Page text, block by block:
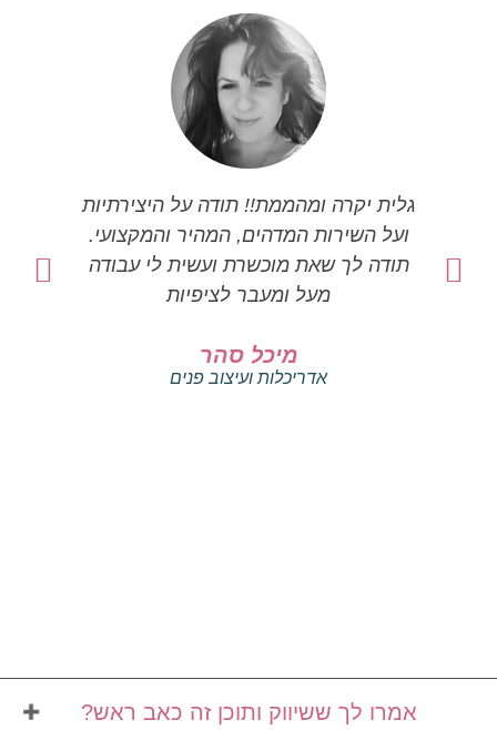
גלית יקרה ומהממת!! תודה על היצירתיות
ועל השירות המדהים, המהיר והמקצועי.
תודה לך שאת מוכשרת ועשית לי עבודה
מעל ומעבר לציפיות
מיכל סהר
אדריכלות ועיצוב פנים
אמרו לך ששיווק ותוכן זה כאב ראש?